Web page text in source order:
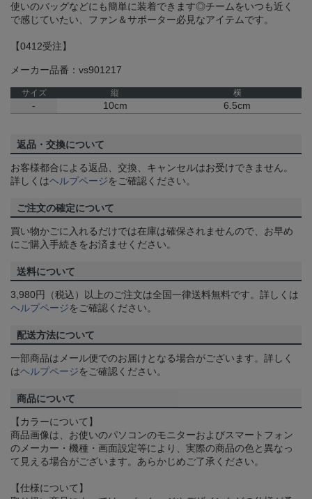
使いのバッグなどにも簡単に装着できます◎チームをいつも近く
で感じていたい、ファン＆サポーター必見なアイテムです。
【0412受注】
メーカー品番：vs901217
サイズ 縦 横
- 10cm 6.5cm
返品・交換について
お客様都合による返品、交換、キャンセルはお受けできません。
詳しくはヘルプページをご確認ください。
ご注文の確定について
買い物かごに入れるだけでは在庫は確保されませんので、お早め
にご購入手続きをお済ませください。
送料について
3,980円（税込）以上のご注文は全国一律送料無料です。詳しくは
ヘルプページをご確認ください。
配送方法について
一部商品はメール便でのお届けとなる場合がございます。詳しく
はヘルプページをご確認ください。
商品について
【カラーについて】
商品画像は、お使いのパソコンのモニターおよびスマートフォン
のメーカー・機種・画面設定等により、実際の商品の色と異なっ
て見える場合がございます。あらかじめご了承ください。
【仕様について】